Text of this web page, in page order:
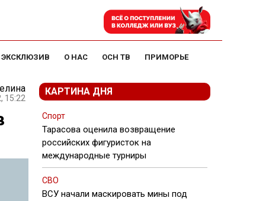
ЭКСКЛЮЗИВ О НАС ОСН ТВ ПРИМОРЬЕ
15:22
КАРТИНА ДНЯ
Спорт
Тарасова оценила возвращение
российских фигуристок на
международные турниры
СВО
ВСУ начали маскировать мины под